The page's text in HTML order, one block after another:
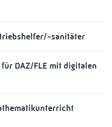
sanitäter
DAZ/FLE mit digitalen